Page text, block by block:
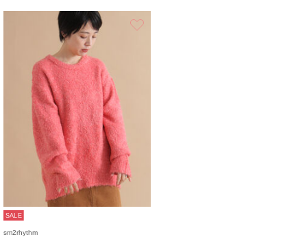
SALE
sm2rhythm